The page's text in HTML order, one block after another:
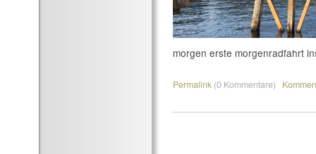
morgen erste morgenradfahrt
Permalink (0 Kommentare)